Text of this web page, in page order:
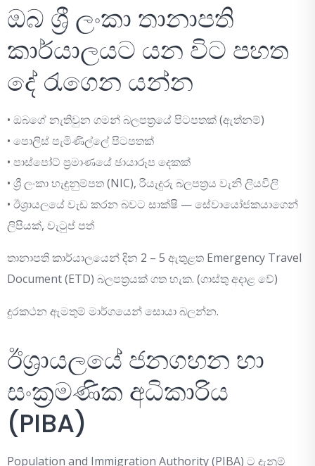
ඔබ ශ්‍රී ලංකා තානාපති
කාර්යාලයට යන විට පහත
දේ රැගෙන යන්න
• ඔබගේ නැතිවුන ගමන් බලපත්‍රයේ පිටපතක් (ඇත්නම්)
• පොලිස් පැමිණිල්ලේ පිටපතක්
• පාස්පෝට් ප්‍රමාණයේ ඡායාරූප දෙකක්
• ශ්‍රී ලංකා හැඳුනුම්පත (NIC), රියැදුරු බලපත්‍රය වැනි ලියවිලි
• ඊශ්‍රායලයේ වැඩ කරන බවට සාක්ෂි — සේවායෝජකයාගෙන්
ලිපියක්, වැටුප් පත්
තානාපති කාර්යාලයෙන් දින 2 – 5 ඇතුළත Emergency Travel
Document (ETD) බලපත්‍රයක් ගත හැක. (ගාස්තු අදාළ වේ)
දුරකථන ඇමතුම් මාර්ගයෙන් සොයා බලන්න.
ඊශ්‍රායලයේ ජනගහන හා
සංක්‍රමණික අධිකාරිය
(PIBA)
Population and Immigration Authority (PIBA) ට දැනුම්